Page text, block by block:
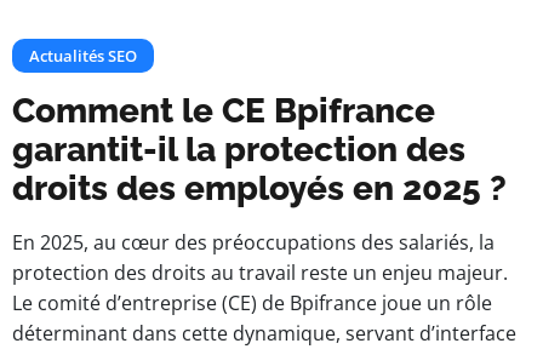
Actualités SEO
Comment le CE Bpifrance
garantit-il la protection des
droits des employés en 2025 ?
En 2025, au cœur des préoccupations des salariés, la
protection des droits au travail reste un enjeu majeur.
Le comité d’entreprise (CE) de Bpifrance joue un rôle
déterminant dans cette dynamique, servant d’interface